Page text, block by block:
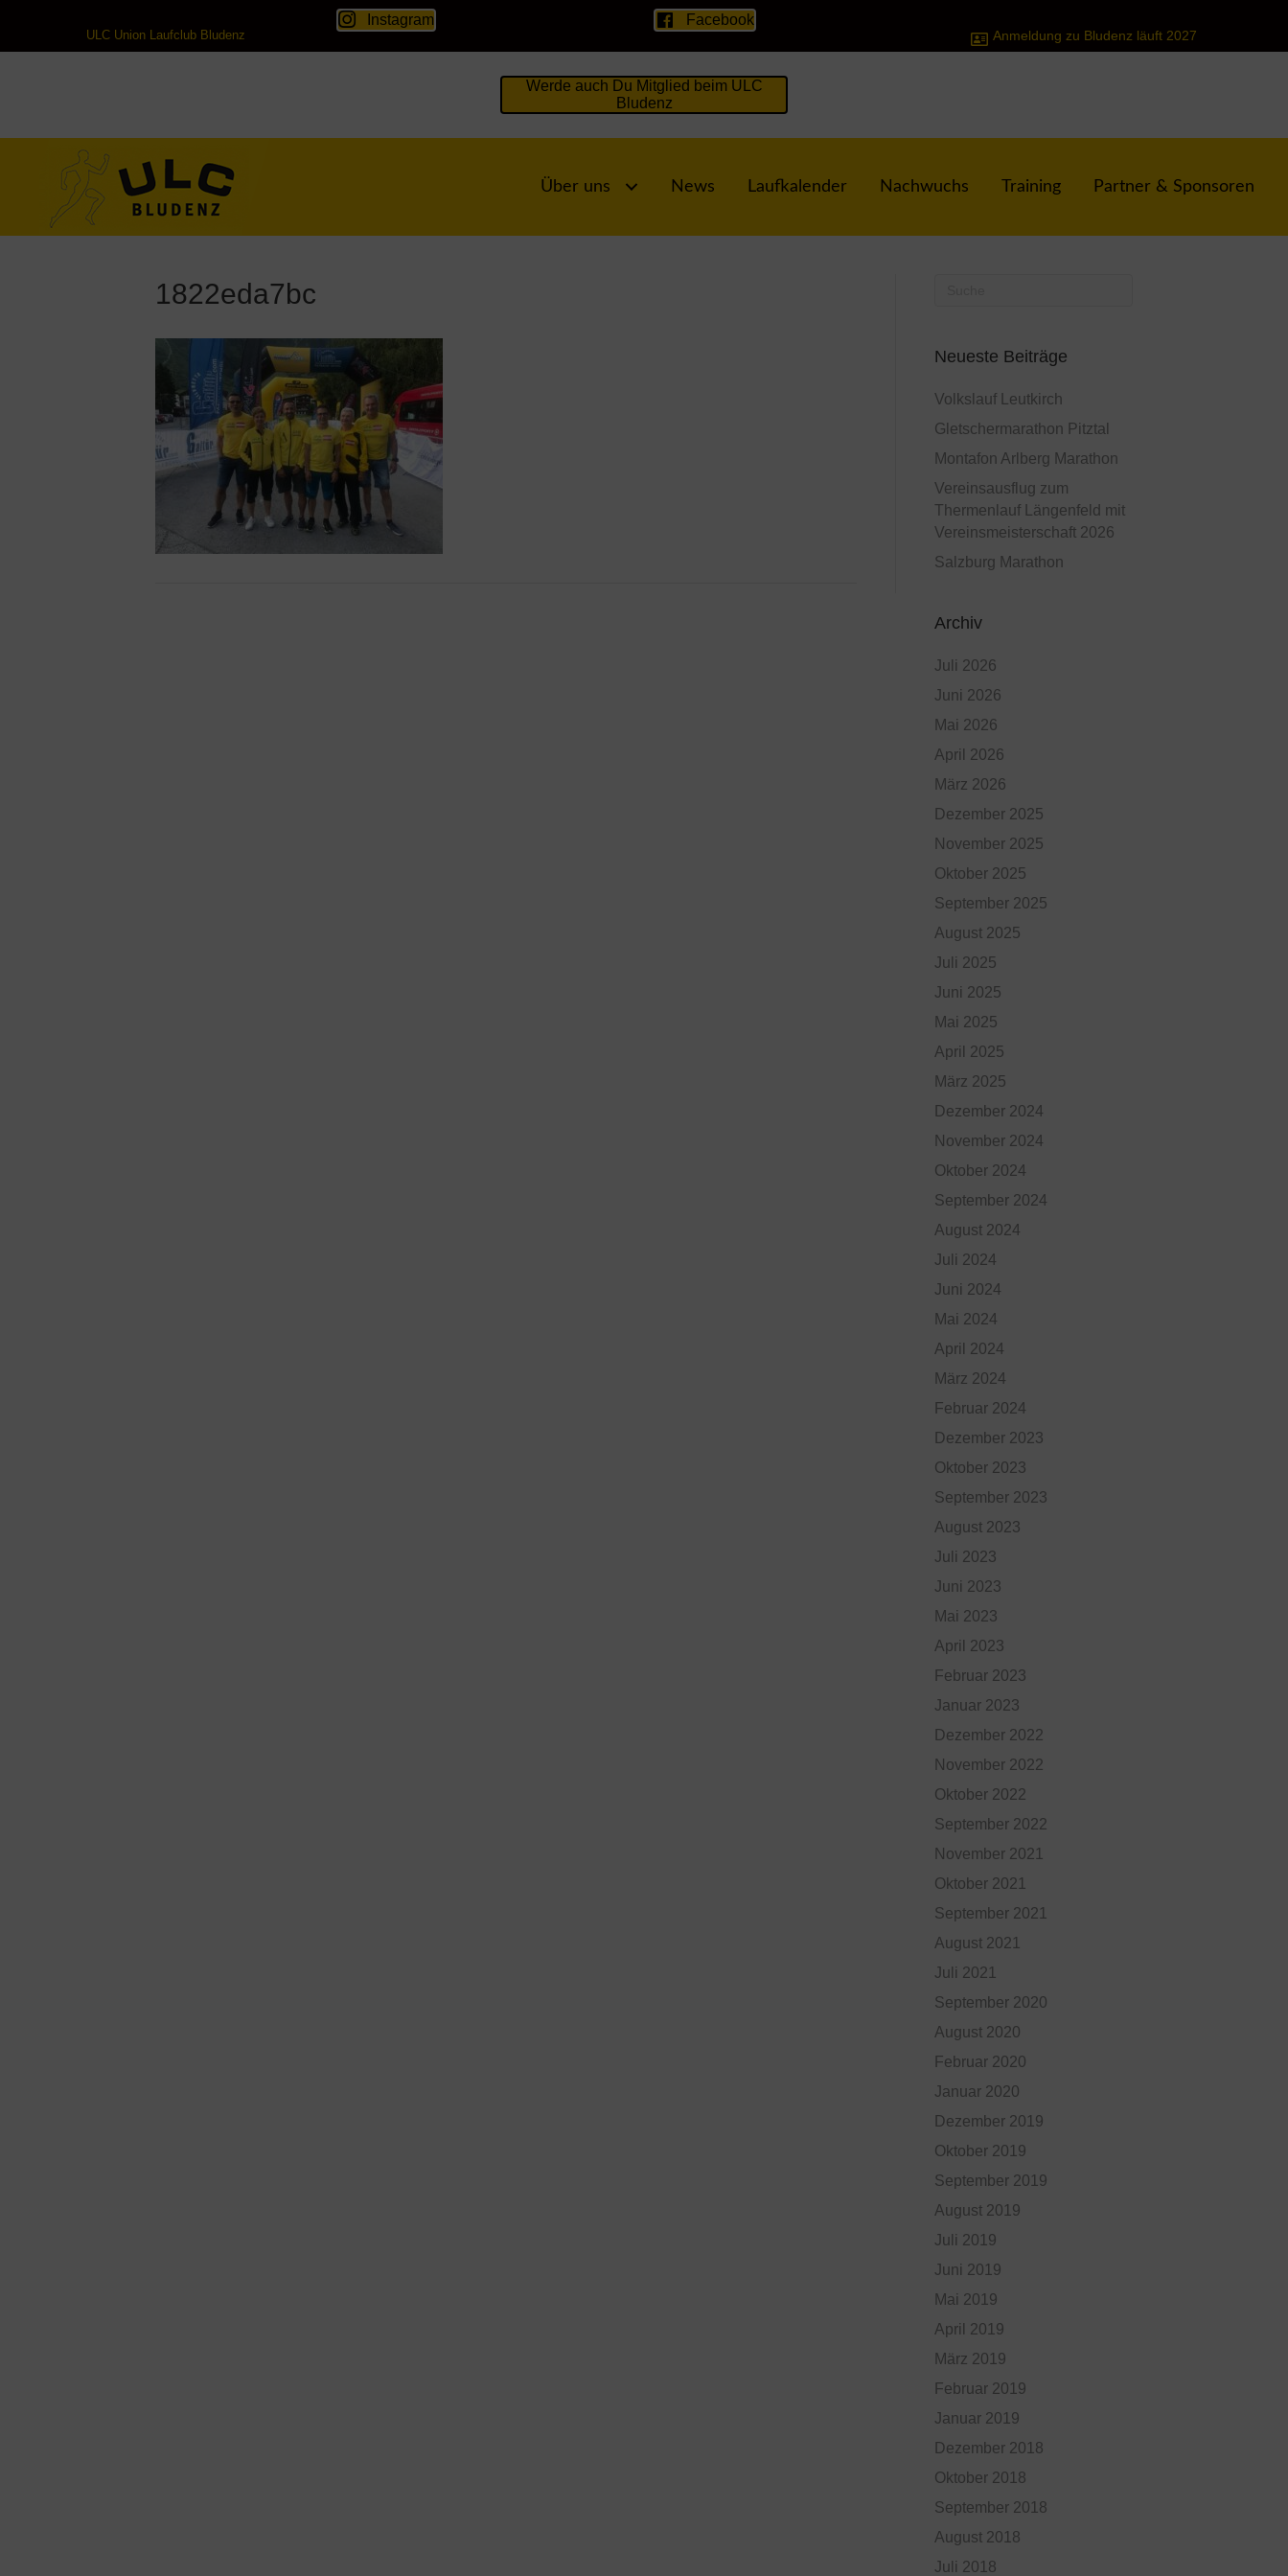
ULC Union Laufclub Bludenz
Instagram Facebook
Anmeldung zu Bludenz läuft 2027
Werde auch Du Mitglied beim ULC
Bludenz
Über uns News Laufkalender Nachwuchs Training Partner & Sponsoren
1822eda7bc
Neueste Beiträge
Volkslauf Leutkirch
Gletschermarathon Pitztal
Montafon Arlberg Marathon
Vereinsausflug zum
Thermenlauf Längenfeld mit
Vereinsmeisterschaft 2026
Salzburg Marathon
Archiv
Juli 2026
Juni 2026
Mai 2026
April 2026
März 2026
Dezember 2025
November 2025
Oktober 2025
September 2025
August 2025
Juli 2025
Juni 2025
Mai 2025
April 2025
März 2025
Dezember 2024
November 2024
Oktober 2024
September 2024
August 2024
Juli 2024
Juni 2024
Mai 2024
April 2024
März 2024
Februar 2024
Dezember 2023
Oktober 2023
September 2023
August 2023
Juli 2023
Juni 2023
Mai 2023
April 2023
Februar 2023
Januar 2023
Dezember 2022
November 2022
Oktober 2022
September 2022
November 2021
Oktober 2021
September 2021
August 2021
Juli 2021
September 2020
August 2020
Februar 2020
Januar 2020
Dezember 2019
Oktober 2019
September 2019
August 2019
Juli 2019
Juni 2019
Mai 2019
April 2019
März 2019
Februar 2019
Januar 2019
Dezember 2018
Oktober 2018
September 2018
August 2018
Juli 2018